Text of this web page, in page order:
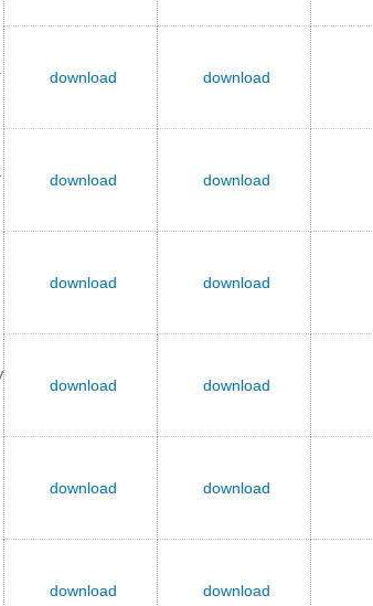
download download
download download
download download
download download
download download
download download